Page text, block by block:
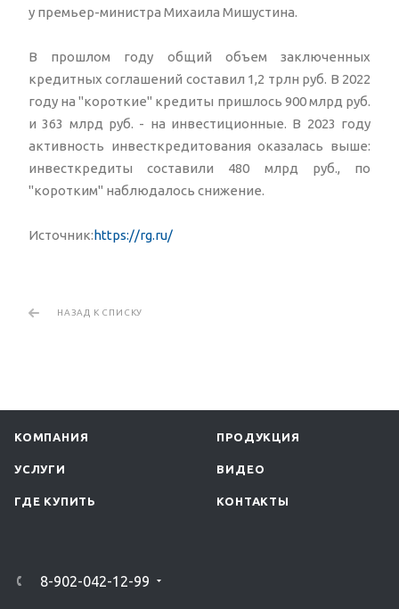
у премьер-министра Михаила Мишустина.
В прошлом году общий объем заключенных
кредитных соглашений составил 1,2 трлн руб. В 2022
году на "короткие" кредиты пришлось 900 млрд руб.
и 363 млрд руб. - на инвестиционные. В 2023 году
активность инвесткредитования оказалась выше:
инвесткредиты составили 480 млрд руб., по
"коротким" наблюдалось снижение.
Источник:https://rg.ru/
НАЗАД К СПИСКУ
КОМПАНИЯ ПРОДУКЦИЯ
УСЛУГИ ВИДЕО
ГДЕ КУПИТЬ КОНТАКТЫ
8-902-042-12-99